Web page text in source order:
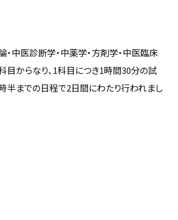
中医診断学・中薬学・方剤学・中医臨床
目からなり、1科目につき1時間30分の試
半までの日程で2日間にわたり行われまし